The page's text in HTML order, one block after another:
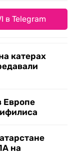
в Telegram
катерах
Европе
на